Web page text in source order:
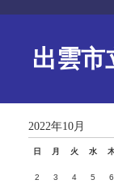
出雲市
2022年10月
日 月 火 水
2
3 4 5 6